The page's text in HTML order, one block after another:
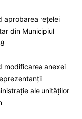
aprobarea rețelei
din Municipiul
modificarea anexei
ale unităţilor